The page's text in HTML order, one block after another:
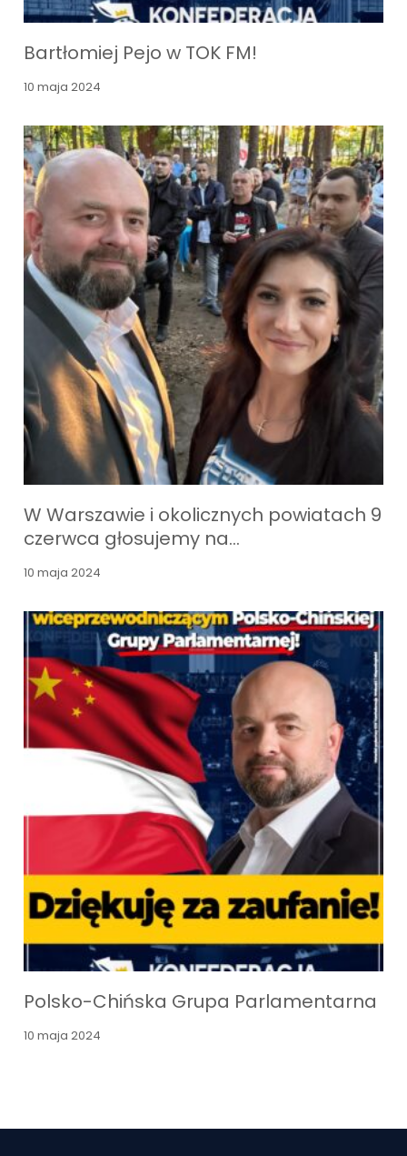
Bartłomiej Pejo w TOK FM!
10 maja 2024
W Warszawie i okolicznych powiatach 9
czerwca głosujemy na…
10 maja 2024
Polsko-Chińska Grupa Parlamentarna
10 maja 2024